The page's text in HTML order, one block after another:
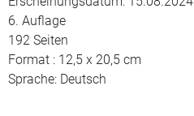
6. Auflage
192 Seiten
Format : 12,5 x 20,5 cm
Sprache: Deutsch